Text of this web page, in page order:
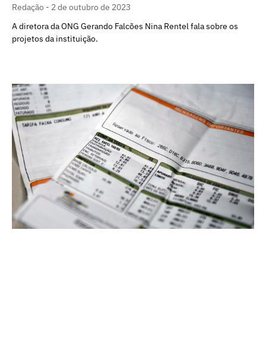
Redação
2 de outubro de 2023
A diretora da ONG Gerando Falcões Nina Rentel fala sobre os
projetos da instituição.